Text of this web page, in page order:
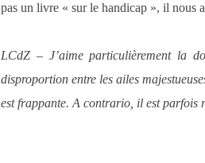
pas un livre « sur le handicap », il nous
LCdZ – J’aime particulièrement la
disproportion entre les ailes
est frappante. A contrario, il est parfois